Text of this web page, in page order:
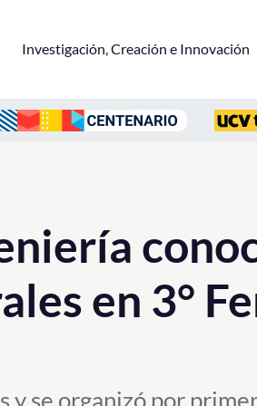
Investigación, Creación e Innovación
en 3°
se organizó por